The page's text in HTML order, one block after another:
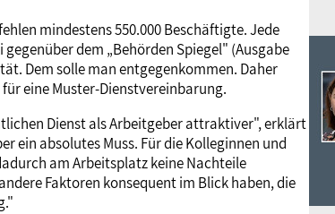
mindestens 550.000 Beschäftigte. Jede
dem „Behörden Spiegel" (Ausgabe
Dem solle man entgegenkommen. Daher
eine Muster-Dienstvereinbarung.
Dienst als Arbeitgeber attraktiver", erklärt
ein absolutes Muss. Für die Kolleginnen und
am Arbeitsplatz keine Nachteile
Faktoren konsequent im Blick haben, die